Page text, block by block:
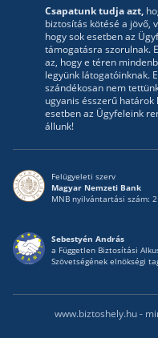
Csapatunk tudja azt,
biztosítás kötésé a jövő,
hogy sok esetben az
támogatásra szorulnak.
az, hogy e téren
legyünk látogatóinknak.
szándékosan nem
ugyanis ésszerű
esetben az Ügyfeleink
állunk!
Felügyeleti szerv
Magyar Nemzeti Bank
MNB nyilvántartási szám:
Sebestyén András
a Független Biztosítási
Szövetségének elnökségi
www.biztoshely.hu -